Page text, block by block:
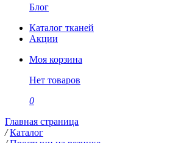
Блог
Каталог тканей
Акции
Моя корзина
Нет товаров
0
Главная страница
/ Каталог